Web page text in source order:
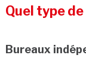
Quel type
Bureaux